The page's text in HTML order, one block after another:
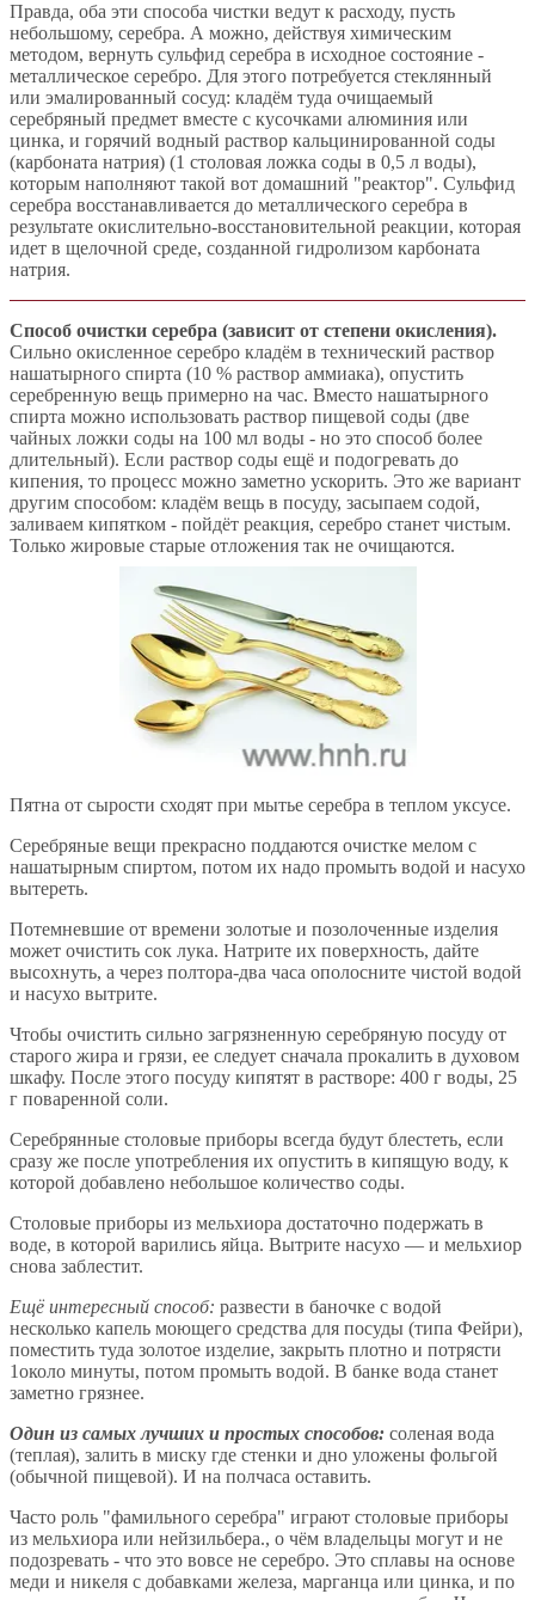
Правда, оба эти способа чистки ведут к расходу, пусть
небольшому, серебра. А можно, действуя химическим
методом, вернуть сульфид серебра в исходное состояние -
металлическое серебро. Для этого потребуется стеклянный
или эмалированный сосуд: кладём туда очищаемый
серебряный предмет вместе с кусочками алюминия или
цинка, и горячий водный раствор кальцинированной соды
(карбоната натрия) (1 столовая ложка соды в 0,5 л воды),
которым наполняют такой вот домашний "реактор". Сульфид
серебра восстанавливается до металлического серебра в
результате окислительно-восстановительной реакции, которая
идет в щелочной среде, созданной гидролизом карбоната
натрия.
Способ очистки серебра (зависит от степени окисления).
Сильно окисленное серебро кладём в технический раствор
нашатырного спирта (10 % раствор аммиака), опустить
серебренную вещь примерно на час. Вместо нашатырного
спирта можно использовать раствор пищевой соды (две
чайных ложки соды на 100 мл воды - но это способ более
длительный). Если раствор соды ещё и подогревать до
кипения, то процесс можно заметно ускорить. Это же вариант
другим способом: кладём вещь в посуду, засыпаем содой,
заливаем кипятком - пойдёт реакция, серебро станет чистым.
Только жировые старые отложения так не очищаются.
Пятна от сырости сходят при мытье серебра в теплом уксусе.
Серебряные вещи прекрасно поддаются очистке мелом с
нашатырным спиртом, потом их надо промыть водой и насухо
вытереть.
Потемневшие от времени золотые и позолоченные изделия
может очистить сок лука. Натрите их поверхность, дайте
высохнуть, а через полтора-два часа ополосните чистой водой
и насухо вытрите.
Чтобы очистить сильно загрязненную серебряную посуду от
старого жира и грязи, ее следует сначала прокалить в духовом
шкафу. После этого посуду кипятят в растворе: 400 г воды, 25
г поваренной соли.
Серебрянные столовые приборы всегда будут блестеть, если
сразу же после употребления их опустить в кипящую воду, к
которой добавлено небольшое количество соды.
Столовые приборы из мельхиора достаточно подержать в
воде, в которой варились яйца. Вытрите насухо — и мельхиор
снова заблестит.
Ещё интересный способ: развести в баночке с водой
несколько капель моющего средства для посуды (типа Фейри),
поместить туда золотое изделие, закрыть плотно и потрясти
1около минуты, потом промыть водой. В банке вода станет
заметно грязнее.
Один из самых лучших и простых способов: соленая вода
(теплая), залить в миску где стенки и дно уложены фольгой
(обычной пищевой). И на полчаса оставить.
Часто роль "фамильного серебра" играют столовые приборы
из мельхиора или нейзильбера., о чём владельцы могут и не
подозревать - что это вовсе не серебро. Это сплавы на основе
меди и никеля с добавками железа, марганца или цинка, и по